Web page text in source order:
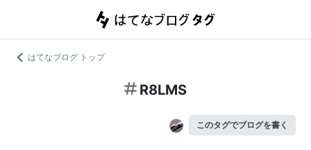
はてなブログ トップ
R8LMS
このタグでブログを書く